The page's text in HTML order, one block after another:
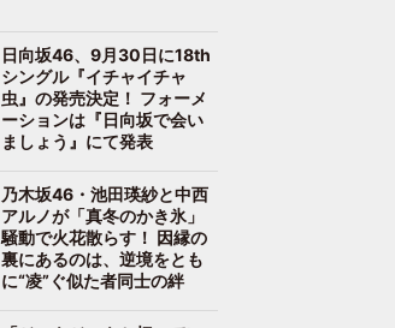
日向坂46、9月30日に18th
シングル『イチャイチャ
虫』の発売決定！ フォーメ
ーションは『日向坂で会い
ましょう』にて発表
乃木坂46・池田瑛紗と中西
アルノが「真冬のかき氷」
騒動で火花散らす！ 因縁の
裏にあるのは、逆境をとも
に“凌”ぐ似た者同士の絆